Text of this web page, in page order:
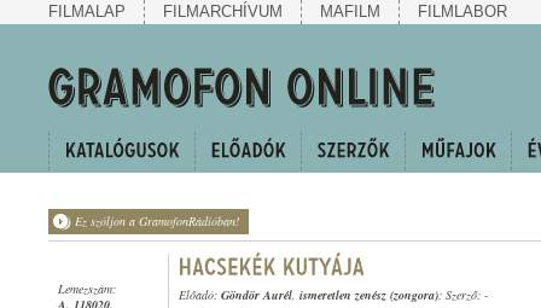
FILMALAP FILMARCHÍVUM MAFILM FILMLABOR
Ez szóljon a GramofonRádióban!
Lemezszám:
A. 118020.
Előadó: Göndör Aurél, ismeretlen zenész (zongora); Szerző: -